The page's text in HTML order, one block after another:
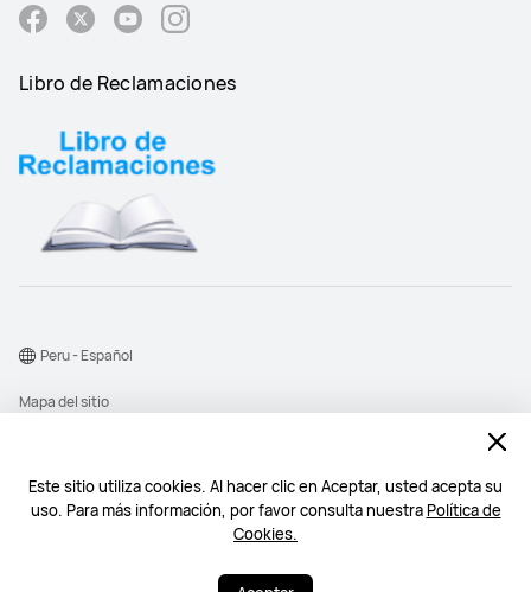
Este sitio utiliza cookies. Al hacer clic en Aceptar, usted acepta su
uso. Para más información, por favor consulta nuestraPolítica de
Cookies.
Libro de Reclamaciones
©2026 Huawei Device Co., Ltd. Todos los derechos reservados.
Mapa del sitio
Declaración de privacidad
Peru - Español